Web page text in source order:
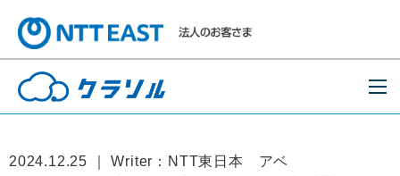
2024.12.25 ｜ Writer：NTT東日本 アベ